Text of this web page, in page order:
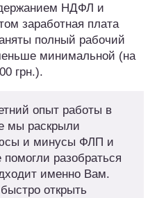
НДФЛ и
заработная плата
полный рабочий
минимальной (на
грн.).
опыт работы в
мы раскрыли
и минусы ФЛП и
разобраться
именно Вам.
открыть